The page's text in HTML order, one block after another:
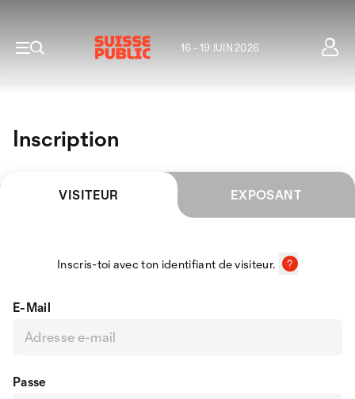
16 - 19 JUIN 2026
Inscription
VISITEUR EXPOSANT
Inscris-toi avec ton identifiant de visiteur.
E-Mail
Passe